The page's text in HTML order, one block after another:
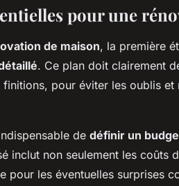
aux
pour une
de maison, la première
. Ce plan doit clairement
pour éviter les oublis
de définir un
inclut non seulement les coûts
pour les éventuelles surprises